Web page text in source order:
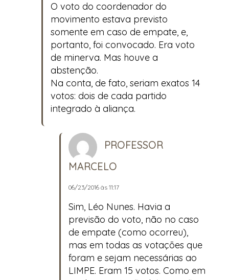
O voto do coordenador do
movimento estava previsto
somente em caso de empate, e,
portanto, foi convocado. Era voto
de minerva. Mas houve a
abstenção.
Na conta, de fato, seriam exatos 14
votos: dois de cada partido
integrado à aliança.
PROFESSOR
MARCELO
06/23/2016 às 11:17
Sim, Léo Nunes. Havia a
previsão do voto, não no caso
de empate (como ocorreu),
mas em todas as votações que
foram e sejam necessárias ao
LIMPE. Eram 15 votos. Como em